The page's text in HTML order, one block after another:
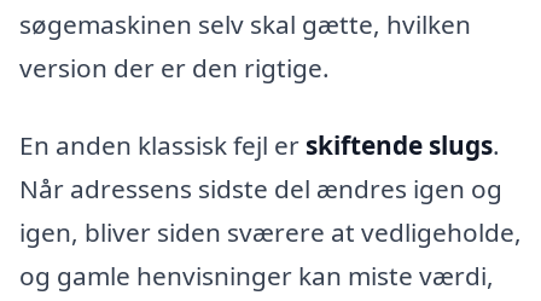
søgemaskinen selv skal gætte, hvilken
version der er den rigtige.
En anden klassisk fejl er skiftende slugs.
Når adressens sidste del ændres igen og
igen, bliver siden sværere at vedligeholde,
og gamle henvisninger kan miste værdi,